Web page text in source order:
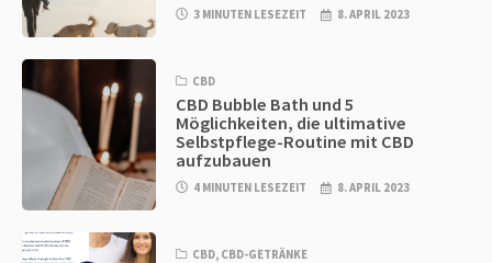
3 MINUTEN LESEZEIT 8. APRIL 2023
CBD
CBD Bubble Bath und 5
Möglichkeiten, die ultimative
Selbstpflege-Routine mit CBD
aufzubauen
4 MINUTEN LESEZEIT 8. APRIL 2023
CBD, CBD-GETRÄNKE